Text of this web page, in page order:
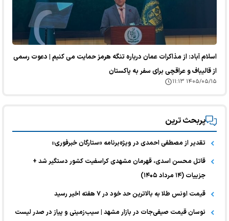
اسلام آباد: از مذاکرات عمان درباره تنگه هرمز حمایت می کنیم | دعوت رسمی
از قالیباف و عراقچی برای سفر به پاکستان
۱۴۰۵/۰۵/۱۵ ۱۱:۱۳
پربحث ترین
تقدیر از مصطفی احمدی در ویژه‌برنامه «ستارگان خبرفوری»
قاتل محسن اسدی، قهرمان مشهدی کراسفیت کشور دستگیر شد +
جزییات (۱۴ مرداد ۱۴۰۵)
قیمت اونس طلا به بالاترین حد خود در ۷ هفته اخیر رسید
نوسان قیمت صیفی‌جات در بازار مشهد | سیب‌زمینی و پیاز در صدر لیست